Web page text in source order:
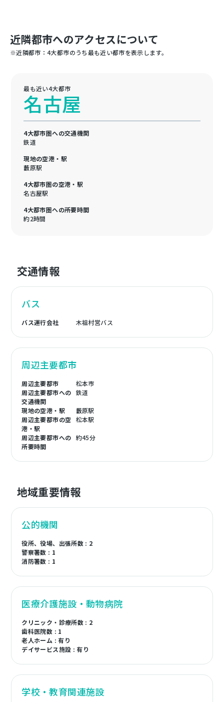
近隣都市へのアクセスについて
※近隣都市：4大都市のうち最も近い都市を表示します。
最も近い4大都市
名古屋
4大都市圏への交通機関
鉄道
現地の空港・駅
藪原駅
4大都市圏の空港・駅
名古屋駅
4大都市圏への所要時間
約2時間
交通情報
バス
バス運行会社 木祖村営バス
周辺主要都市
周辺主要都市
松本市
周辺主要都市への
交通機関
鉄道
現地の空港・駅
藪原駅
周辺主要都市の空
港・駅
松本駅
周辺主要都市への
所要時間
約45分
地域重要情報
公的機関
役所、役場、出張所数 : 2
警察署数 : 1
消防署数 : 1
医療介護施設・動物病院
クリニック・診療所数 : 2
歯科医院数 : 1
老人ホーム : 有り
デイサービス施設 : 有り
学校・教育関連施設